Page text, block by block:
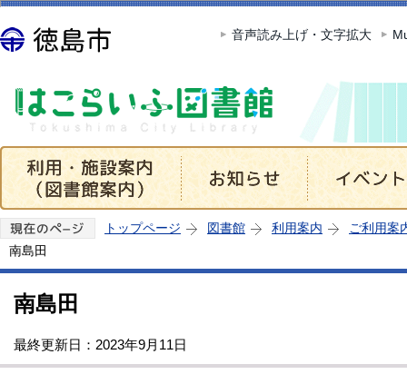
このページの本文へ移動
音声読み上げ・文字拡大
トップページ 図書館 利用案内
ご利用案
南島田
南島田
最終更新日：2023年9月11日